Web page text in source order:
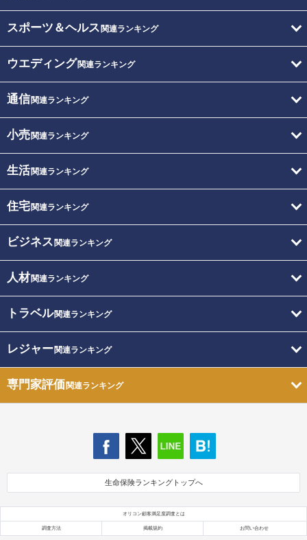
スポーツ＆ヘルス 関連ランキング
ウエディング関連ランキング
通信関連ランキング
小売関連ランキング
生活関連ランキング
住宅関連ランキング
ビジネス 関連ランキング
人材関連ランキング
トラベル関連ランキング
レジャー関連ランキング
専門家評価関連ランキング
生命保険ランキングトップへ
オリコン顧客満足度調査とは
調査方法 掲載規約 お問い合わせ